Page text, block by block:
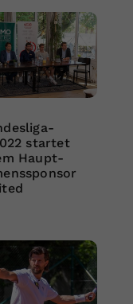
startet
Haupt-